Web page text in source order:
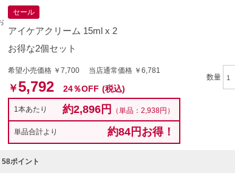
セール
アイケアクリーム 15ml x 2
お得な2個セット
希望小売価格 ￥7,700 当店通常価格 ￥6,781
￥5,792 24％OFF (税込)
1本あたり 約2,896円 （単品：2,938円）
単品合計より 約84円お得！
数量
58ポイント